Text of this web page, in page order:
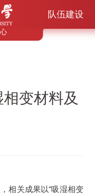
队伍建设
变材料及
相关成果以“吸湿相变